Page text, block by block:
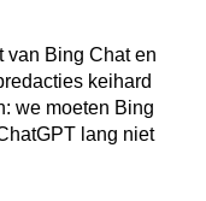
van Bing Chat en
keihard
we moeten Bing
lang niet